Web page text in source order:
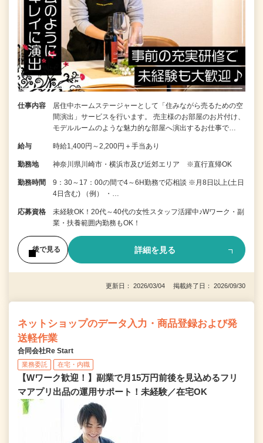
仕事内容
居住中ホームステージャーとして「住みながら売るための空
間演出」サービスを行います。 売主様のお部屋のお片付け、
モデルルームのような魅力的な部屋へ演出するお仕事で…
給与 時給1,400円～2,200円＋手当あり
勤務地 神奈川県川崎市・横浜市及び近郊エリア ※直行直帰OK
勤務時間
9：30～17：00の間で4～6H勤務で応相談 ※月8日以上(土日
4日含む) （例） ・…
応募資格
未経験OK！20代～40代の女性スタッフ活躍中♪Wワーク・副
業・扶養範囲内勤務もOK！
後で見る 詳細を見る
更新日： 2026/03/04 掲載終了日： 2026/09/30
ネットショップのデータ入力・商品登録および発
送軽作業
合同会社Re Start
業務委託 在宅・内職
【Wワーク歓迎！】副業で月15万円前後を見込めるフリ
マアプリ出品の運用サポート！未経験／在宅OK